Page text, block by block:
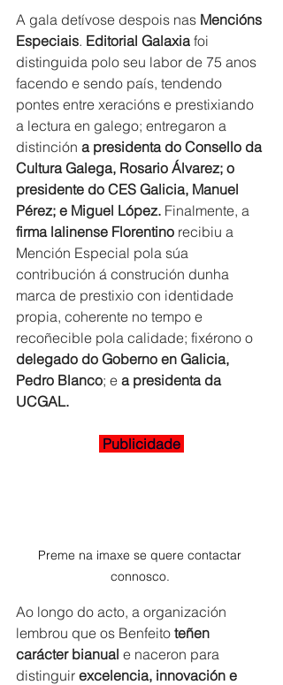
A gala detívose despois nas Mencións
Especiais. Editorial Galaxia foi
distinguida polo seu labor de 75 anos
facendo e sendo país, tendendo
pontes entre xeracións e prestixiando
a lectura en galego; entregaron a
distinción a presidenta do Consello da
Cultura Galega, Rosario Álvarez; o
presidente do CES Galicia, Manuel
Pérez; e Miguel López. Finalmente, a
firma lalinense Florentino recibiu a
Mención Especial pola súa
contribución á construción dunha
marca de prestixio con identidade
propia, coherente no tempo e
recoñecible pola calidade; fixérono o
delegado do Goberno en Galicia,
Pedro Blanco; e a presidenta da
UCGAL.
Publicidade
Preme na imaxe se quere contactar
connosco.
Ao longo do acto, a organización
lembrou que os Benfeito teñen
carácter bianual e naceron para
distinguir excelencia, innovación e